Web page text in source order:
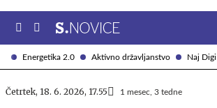
Energetika 2.0 Aktivno državljanstvo Naj Digi
Četrtek, 18. 6. 2026, 17.55 1 mesec, 3 tedne